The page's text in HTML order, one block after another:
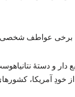
برخی عواطف
دار و دستهٔ
خودِ آمریکا،